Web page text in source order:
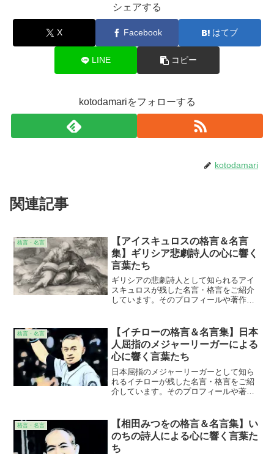
シェアする
X Facebook はてブ
LINE コピー
kotodamariをフォローする
kotodamari
関連記事
格言・名言
【アイスキュロスの格言＆名言
集】ギリシア悲劇詩人の心に響く
言葉たち
ギリシアの悲劇詩人として知られるアイ
スキュロスが残した名言・格言をご紹介
しています。そのプロフィールや著作の
意見、感想なども添えていますので、よ
り身近に感じて頂けることと思います。
格言・名言
【イチローの格言＆名言集】日本
人屈指のメジャーリーガーによる
心に響く言葉たち
日本屈指のメジャーリーガーとして知ら
れるイチローが残した名言・格言をご紹
介しています。そのプロフィールや著作
な意見、感想なども添えていますので、
より身近に感じて頂けることと思いま
す。
格言・名言
【相田みつをの格言＆名言集】い
のちの詩人による心に響く言葉た
ち